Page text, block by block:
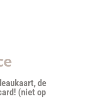
de
(niet op